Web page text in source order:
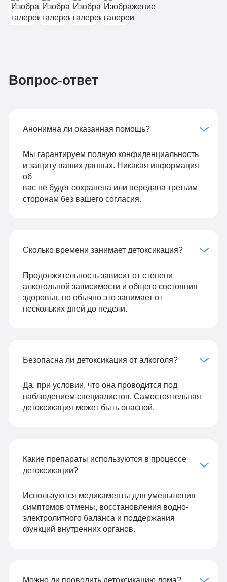
Вопрос-ответ
Анонимна ли оказанная помощь?
Мы гарантируем полную конфиденциальность
и защиту ваших данных. Никакая информация
об
вас не будет сохранена или передана третьим
сторонам без вашего согласия.
Сколько времени занимает детоксикация?
Продолжительность зависит от степени
алкогольной зависимости и общего состояния
здоровья, но обычно это занимает от
нескольких дней до недели.
Безопасна ли детоксикация от алкоголя?
Да, при условии, что она проводится под
наблюдением специалистов. Самостоятельная
детоксикация может быть опасной.
Какие препараты используются в процессе
детоксикации?
Используются медикаменты для уменьшения
симптомов отмены, восстановления водно-
электролитного баланса и поддержания
функций внутренних органов.
Можно ли проводить детоксикацию дома?